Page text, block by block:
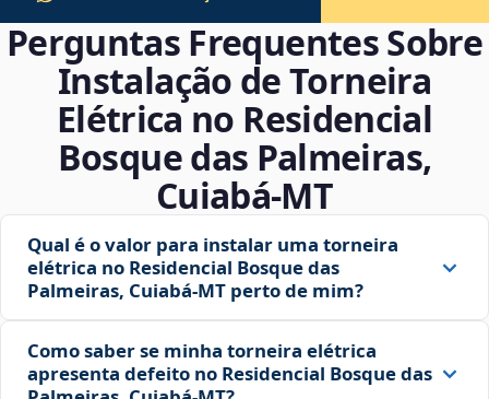
Perguntas Frequentes Sobre
Instalação de Torneira
Elétrica no Residencial
Bosque das Palmeiras,
Cuiabá‑MT
Qual é o valor para instalar uma torneira
elétrica no Residencial Bosque das
Palmeiras, Cuiabá‑MT perto de mim?
Como saber se minha torneira elétrica
apresenta defeito no Residencial Bosque das